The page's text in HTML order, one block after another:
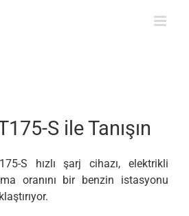
S ile Tanışın
S hızlı şarj cihazı, elektrikli
oranını bir benzin istasyonu